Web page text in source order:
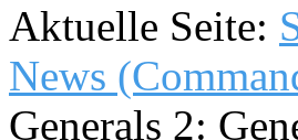
Aktuelle Seite:
News
Generals 2: